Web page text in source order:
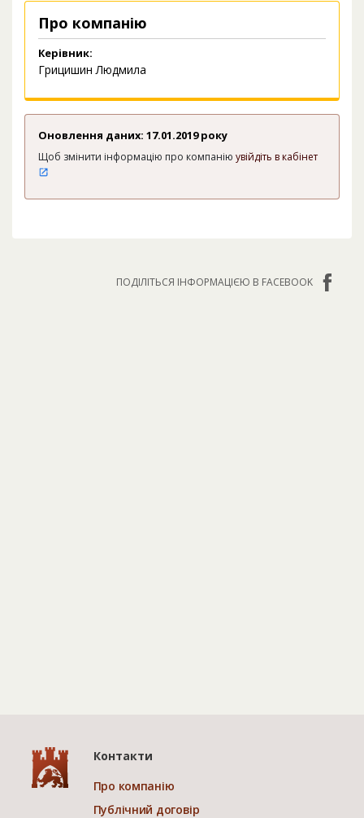
Про компанію
Керівник:
Грицишин Людмила
Оновлення даних: 17.01.2019 року
Щоб змінити інформацію про компанію увійдіть в кабінет
ПОДІЛІТЬСЯ ІНФОРМАЦІЄЮ В FACEBOOK
Контакти
Про компанію
Публічний договір